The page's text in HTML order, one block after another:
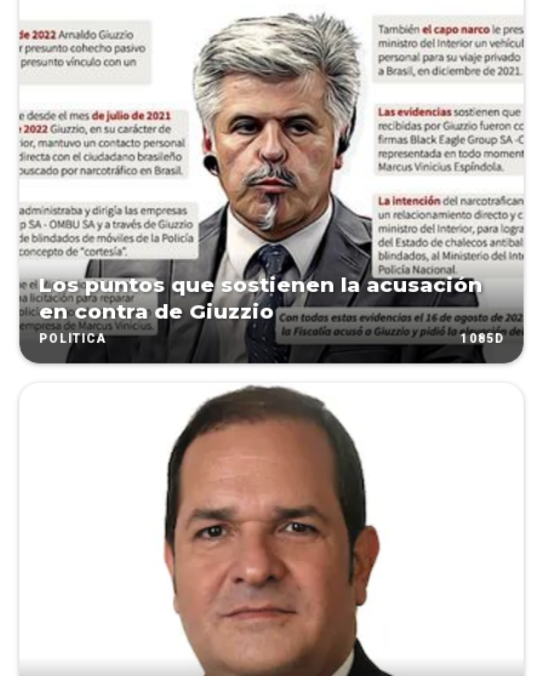
Los puntos que sostienen la acusación
en contra de Giuzzio
POLÍTICA 1085D